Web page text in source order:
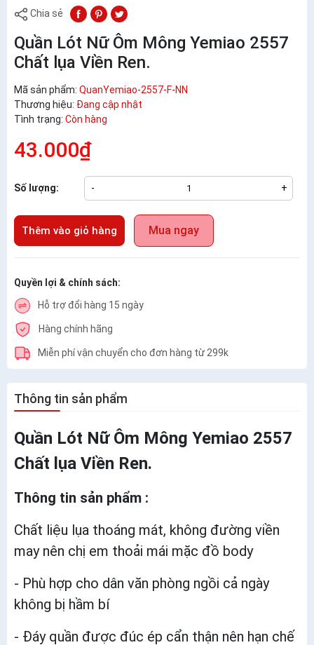
Chia sẻ
Quần Lót Nữ Ôm Mông Yemiao 2557
Chất lụa Viền Ren.
Mã sản phẩm: QuanYemiao-2557-F-NN
Thương hiệu: Đang cập nhật
Tình trạng: Còn hàng
43.000₫
Số lượng: - +
Thêm vào giỏ hàng Mua ngay
Quyền lợi & chính sách:
Hỗ trợ đổi hàng 15 ngày
Hàng chính hãng
Miễn phí vận chuyển cho đơn hàng từ 299k
Thông tin sản phẩm
Quần Lót Nữ Ôm Mông Yemiao 2557
Chất lụa Viền Ren.
Thông tin sản phẩm :
Chất liệu lụa thoáng mát, không đường viền
may nên chị em thoải mái mặc đồ body
- Phù hợp cho dân văn phòng ngồi cả ngày
không bị hầm bí
- Đáy quần được đúc ép cẩn thận nên hạn chế